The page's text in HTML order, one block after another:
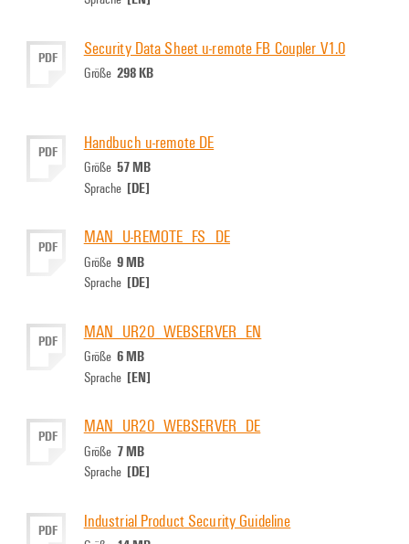
PDF Security Data Sheet u-remote FB Coupler V1.0
Größe 298 KB
PDF Handbuch u-remote DE
Größe 57 MB
Sprache [DE]
PDF MAN_U-REMOTE_FS_DE
Größe 9 MB
Sprache [DE]
PDF MAN_UR20_WEBSERVER_EN
Größe 6 MB
Sprache [EN]
PDF MAN_UR20_WEBSERVER_DE
Größe 7 MB
Sprache [DE]
PDF Industrial Product Security Guideline